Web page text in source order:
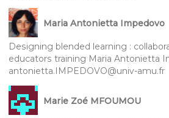
Maria Antonietta Impedovo
Designing blended learning :
educators training Maria Antonietta
antonietta.IMPEDOVO@univ-amu.fr
Marie Zoé MFOUMOU